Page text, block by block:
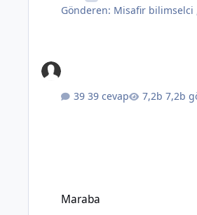
Gönderen: Misafir bilimselci
39 cevap 7,2b
Maraba